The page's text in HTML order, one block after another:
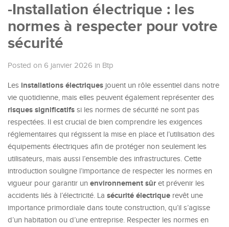
-Installation électrique : les
normes à respecter pour votre
sécurité
Posted on 6 janvier 2026 in Btp
Les installations électriques jouent un rôle essentiel dans notre
vie quotidienne, mais elles peuvent également représenter des
risques significatifs si les normes de sécurité ne sont pas
respectées. Il est crucial de bien comprendre les exigences
réglementaires qui régissent la mise en place et l’utilisation des
équipements électriques afin de protéger non seulement les
utilisateurs, mais aussi l’ensemble des infrastructures. Cette
introduction souligne l’importance de respecter les normes en
vigueur pour garantir un environnement sûret prévenir les
accidents liés à l’électricité. La sécurité électrique revêt une
importance primordiale dans toute construction, qu’il s’agisse
d’un habitation ou d’une entreprise. Respecter les normes en